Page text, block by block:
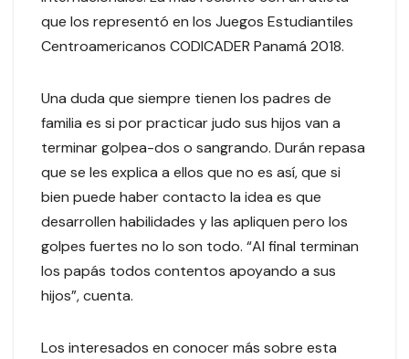
que los representó en los Juegos Estudiantiles
Centroamericanos CODICADER Panamá 2018.
Una duda que siempre tienen los padres de
familia es si por practicar judo sus hijos van a
terminar golpea-dos o sangrando. Durán repasa
que se les explica a ellos que no es así, que si
bien puede haber contacto la idea es que
desarrollen habilidades y las apliquen pero los
golpes fuertes no lo son todo. “Al final terminan
los papás todos contentos apoyando a sus
hijos”, cuenta.
Los interesados en conocer más sobre esta